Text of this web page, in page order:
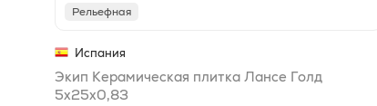
Рельефная
Испания
Экип Керамическая плитка Лансе Голд
5x25x0,83